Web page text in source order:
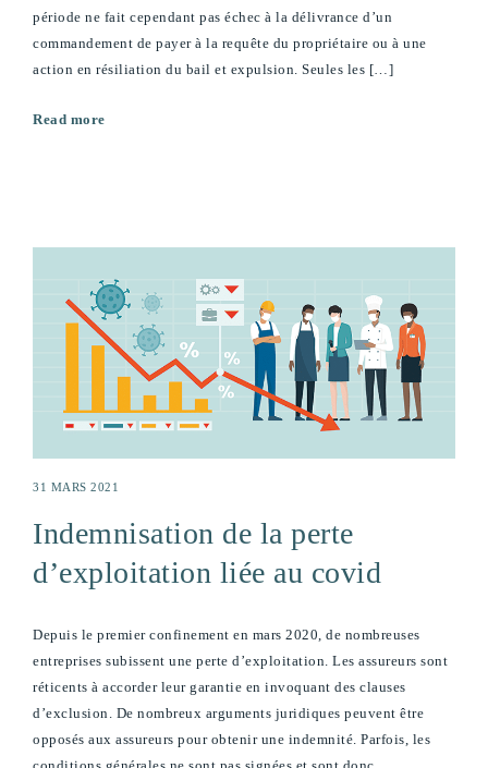
période ne fait cependant pas échec à la délivrance d’un
commandement de payer à la requête du propriétaire ou à une
action en résiliation du bail et expulsion. Seules les […]
Read more
31 MARS 2021
Indemnisation de la perte
d’exploitation liée au covid
Depuis le premier confinement en mars 2020, de nombreuses
entreprises subissent une perte d’exploitation. Les assureurs sont
réticents à accorder leur garantie en invoquant des clauses
d’exclusion. De nombreux arguments juridiques peuvent être
opposés aux assureurs pour obtenir une indemnité. Parfois, les